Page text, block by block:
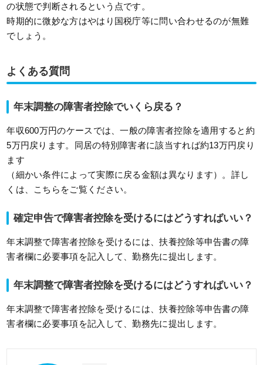
の状態で判断されるという点です。
時期的に微妙な方はやはり国税庁等に問い合わせるのが無難
でしょう。
よくある質問
年末調整の障害者控除でいくら戻る？
年収600万円のケースでは、一般の障害者控除を適用すると約
5万円戻ります。同居の特別障害者に該当すれば約13万円戻り
ます
（細かい条件によって実際に戻る金額は異なります）。詳し
くは、こちらをご覧ください。
確定申告で障害者控除を受けるにはどうすればいい？
年末調整で障害者控除を受けるには、扶養控除等申告書の障
害者欄に必要事項を記入して、勤務先に提出します。
年末調整で障害者控除を受けるにはどうすればいい？
年末調整で障害者控除を受けるには、扶養控除等申告書の障
害者欄に必要事項を記入して、勤務先に提出します。